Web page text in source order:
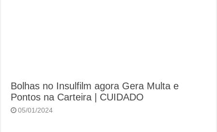
Bolhas no Insulfilm agora Gera Multa e
Pontos na Carteira | CUIDADO
05/01/2024